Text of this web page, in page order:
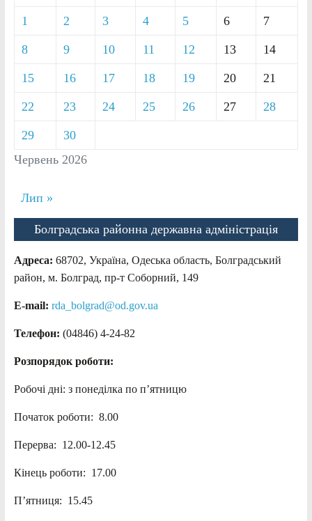
Червень 2026
1 2 3 4 5 6 7
8 9 10 11 12 13 14
15 16 17 18 19 20 21
22 23 24 25 26 27 28
29 30
Лип »
Болградська районна державна адміністрація
Адреса: 68702, Україна, Одеська область, Болградський
район, м. Болград, пр-т Соборний, 149
E-mail: rda_bolgrad@od.gov.ua
Телефон: (04846) 4-24-82
Розпорядок роботи:
Робочі дні: з понеділка по п’ятницю
Початок роботи: 8.00
Перерва: 12.00-12.45
Кінець роботи: 17.00
П’ятниця: 15.45